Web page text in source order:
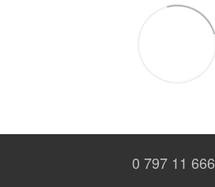
0 797 11 666